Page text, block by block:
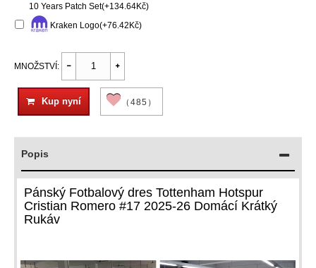
10 Years Patch Set(+134.64Kč)
Kraken Logo(+76.42Kč)
MNOŽSTVÍ:
Kup nyní （485）
Popis
Pánský Fotbalový dres Tottenham Hotspur
Cristian Romero #17 2025-26 Domácí Krátký
Rukáv